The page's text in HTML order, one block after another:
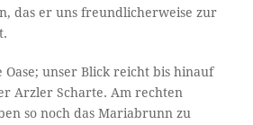
das er uns freundlicherweise zur
unser Blick reicht bis hinauf
Arzler Scharte. Am rechten
so noch das Mariabrunn zu